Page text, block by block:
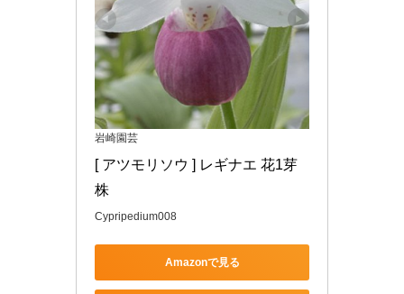
岩崎園芸
[ アツモリソウ ] レギナエ 花1芽
株
Cypripedium008
Amazonで見る